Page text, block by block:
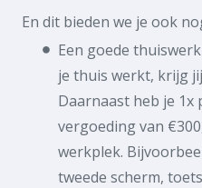
En dit bieden we je ook
Een goede
je thuis werkt, krijg
Daarnaast heb je 1x
vergoeding van
werkplek.
tweede scherm,